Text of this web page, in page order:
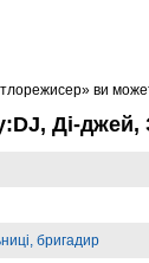
ви
Ді-
бригадир